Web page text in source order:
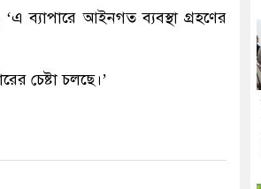
ব্যাপারে আইনগত ব্যবস্থা গ্রহণের
চেষ্টা চলছে।’